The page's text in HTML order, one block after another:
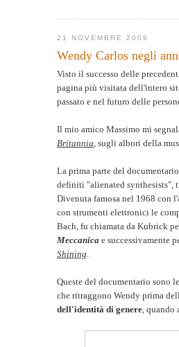
21 NOVEMBRE 2009
Wendy Carlos negli
Visto il successo delle
pagina più visitata dell'intero
passato e nel futuro delle
Il mio amico Massimo mi
Britannia, sugli albori della
La prima parte del
definiti "alienated synthesists",
Divenuta famosa nel 1968 con
con strumenti elettronici le
Bach, fu chiamata da Kubrick
Meccanica e successivamente
Shining.
Queste del documentario sono
che ritraggono Wendy prima
dell'identità di genere, quando